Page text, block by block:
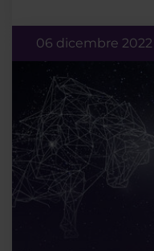
06 dicembre 2022